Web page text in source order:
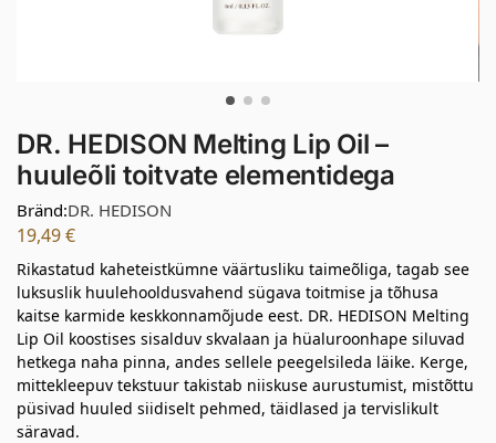
DR. HEDISON Melting Lip Oil –
huuleõli toitvate elementidega
Bränd:DR. HEDISON
19,49€
Rikastatud kaheteistkümne väärtusliku taimeõliga, tagab see
luksuslik huulehooldusvahend sügava toitmise ja tõhusa
kaitse karmide keskkonnamõjude eest. DR. HEDISON Melting
Lip Oil koostises sisalduv skvalaan ja hüaluroonhape siluvad
hetkega naha pinna, andes sellele peegelsileda läike. Kerge,
mittekleepuv tekstuur takistab niiskuse aurustumist, mistõttu
püsivad huuled siidiselt pehmed, täidlased ja tervislikult
säravad.